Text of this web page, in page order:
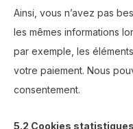
Ainsi, vous n’avez pas
les mêmes informations
par exemple, les
votre paiement. Nous
consentement.
5.2 Cookies statistiques